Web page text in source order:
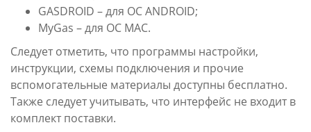
GASDROID – для ОС ANDROID;
MyGas – для ОС MAC.
Следует отметить, что программы настройки,
инструкции, схемы подключения и прочие
вспомогательные материалы доступны бесплатно.
Также следует учитывать, что интерфейс не входит в
комплект поставки.